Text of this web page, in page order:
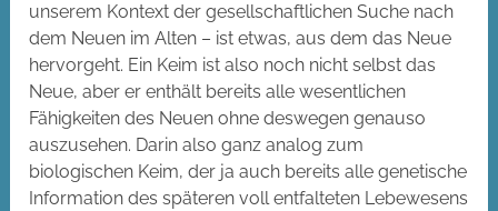
unserem Kontext der gesellschaftlichen Suche nach
dem Neuen im Alten – ist etwas, aus dem das Neue
hervorgeht. Ein Keim ist also noch nicht selbst das
Neue, aber er enthält bereits alle wesentlichen
Fähigkeiten des Neuen ohne deswegen genauso
auszusehen. Darin also ganz analog zum
biologischen Keim, der ja auch bereits alle genetische
Information des späteren voll entfalteten Lebewesens